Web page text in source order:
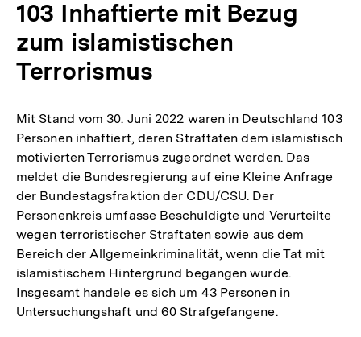
103 Inhaftierte mit Bezug
zum islamistischen
Terrorismus
Mit Stand vom 30. Juni 2022 waren in Deutschland 103
Personen inhaftiert, deren Straftaten dem islamistisch
motivierten Terrorismus zugeordnet werden. Das
meldet die Bundesregierung auf eine Kleine Anfrage
der Bundestagsfraktion der CDU/CSU. Der
Personenkreis umfasse Beschuldigte und Verurteilte
wegen terroristischer Straftaten sowie aus dem
Bereich der Allgemeinkriminalität, wenn die Tat mit
islamistischem Hintergrund begangen wurde.
Insgesamt handele es sich um 43 Personen in
Untersuchungshaft und 60 Strafgefangene.